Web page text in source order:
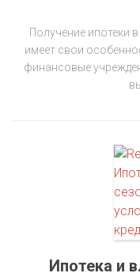
Получение ипотеки
имеет свои
финансовые
Ипотека и